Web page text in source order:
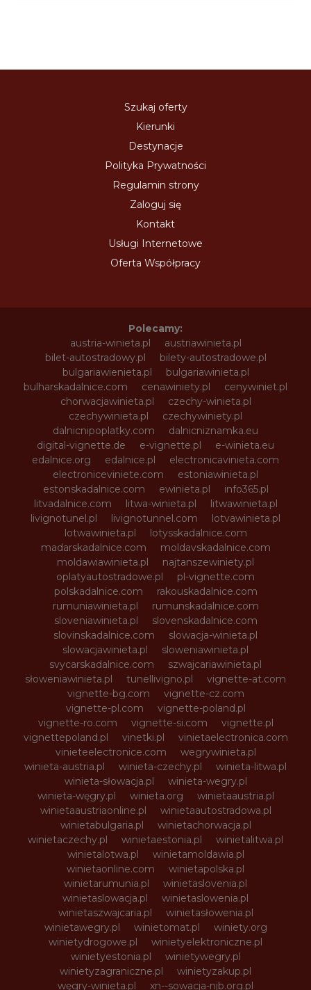
Szukaj oferty
Kierunki
Destynacje
Polityka Prywatności
Regulamin strony
Zaloguj się
Kontakt
Usługi Internetowe
Oferta Współpracy
Polecamy:
austria-winieta.pl
austriawinieta.pl
bilet-autostradowy.pl
bilety-autostradowe.pl
bulgariawienieta.pl
bulgariawinieta.pl
bulharskadalnice.com
cenawiniety.pl
cenywiniet.pl
chorwacjawinieta.pl
czechy-winieta.pl
czechywinieta.pl
czechywiniety.pl
dalnicnipoplatky.com
dalnicniznamka.eu
digital-vignette.de
e-vignette.pl
e-winieta.eu
edalnice.org
edalnice.pl
electronicavinieta.com
electroniceviniete.com
estoniawinieta.pl
estonskadalnice.com
ewinieta.pl
info365.pl
litvadalnice.com
litwa-winieta.pl
litwawinieta.pl
livignotunel.pl
livignotunnel.com
lotvawinieta.pl
lotwawinieta.pl
lotysskadalnice.com
madarskadalnice.com
moldavskadalnice.com
moldawiawinieta.pl
najtanszewiniety.pl
oplatyautostradowe.pl
pl-vignette.com
polskadalnice.com
rakouskadalnice.com
rumuniawinieta.pl
rumunskadalnice.com
sloveniawinieta.pl
slovenskadalnice.com
slovinskadalnice.com
slowacja-winieta.pl
slowacjawinieta.pl
sloweniawinieta.pl
svycarskadalnice.com
szwajcariawinieta.pl
słoweniawinieta.pl
tunellivigno.pl
vignette-at.com
vignette-bg.com
vignette-cz.com
vignette-pl.com
vignette-poland.pl
vignette-ro.com
vignette-si.com
vignette.pl
vignettepoland.pl
vinetki.pl
vinietaelectronica.com
vinieteelectronice.com
wegrywinieta.pl
winieta-austria.pl
winieta-czechy.pl
winieta-litwa.pl
winieta-słowacja.pl
winieta-wegry.pl
winieta-węgry.pl
winieta.org
winietaaustria.pl
winietaaustriaonline.pl
winietaautostradowa.pl
winietabulgaria.pl
winietachorwacja.pl
winietaczechy.pl
winietaestonia.pl
winietalitwa.pl
winietalotwa.pl
winietamoldawia.pl
winietaonline.com
winietapolska.pl
winietarumunia.pl
winietaslovenia.pl
winietaslowacja.pl
winietaslowenia.pl
winietaszwajcaria.pl
winietasłowenia.pl
winietawegry.pl
winietomat.pl
winiety.org
winietydrogowe.pl
winietyelektroniczne.pl
winietyestonia.pl
winietywegry.pl
winietyzagraniczne.pl
winietyzakup.pl
węgry-winieta.pl
xn--sowacja-njb.org.pl